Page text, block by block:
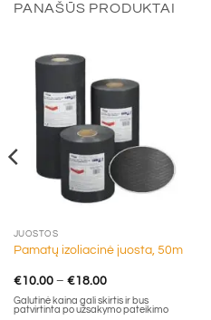
PANAŠŪS PRODUKTAI
JUOSTOS
Pamatų izoliacinė juosta, 50m
€10.00 – €18.00Price
€10.00
through
Galutinė kaina gali skirtis ir bus
patvirtinta po užsakymo pateikimo